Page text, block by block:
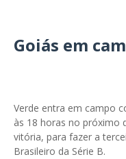
Goiás em
Verde entra em campo
às 18 horas no próximo
vitória, para fazer a
Brasileiro da Série B.